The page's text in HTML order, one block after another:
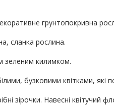
грунтопокривна
сланка рослина.
зеленим килимком.
бузковими квітками, які
зірочки. Навесні квітучий